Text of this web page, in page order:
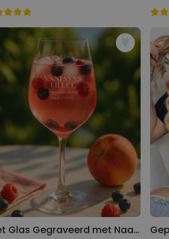
Lillet Glas Gegraveerd met Naam